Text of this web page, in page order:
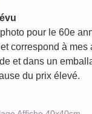
pour le 60e
correspond à mes
et dans un
du prix élevé.